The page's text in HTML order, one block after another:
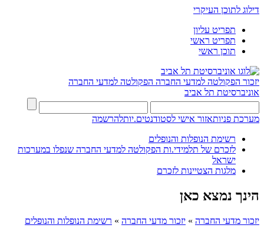
דילוג לתוכן העיקרי
תפריט עליון
תפריט ראשי
תוכן ראשי
יזכור הפקולטה למדעי החברה הפקולטה למדעי החברה
אוניברסיטת תל אביב
מערכת פניותאזור אישי לסטודנטים.יותלהרשמה
רשימת הנופלות והנופלים
לזכרם של תלמידי.ות הפקולטה למדעי החברה שנפלו במערכות
ישראל
מלגות הצטיינות לזכרם
הינך נמצא כאן
יזכור מדעי החברה » יזכור מדעי החברה » רשימת הנופלות והנופלים